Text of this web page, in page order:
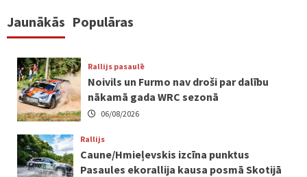
Jaunākās Populāras
Rallijs pasaulē
Noivils un Furmo nav droši par dalību
nākamā gada WRC sezonā
06/08/2026
Rallijs
Caune/Hmieļevskis izcīna punktus
Pasaules ekorallija kausa posmā Skotijā